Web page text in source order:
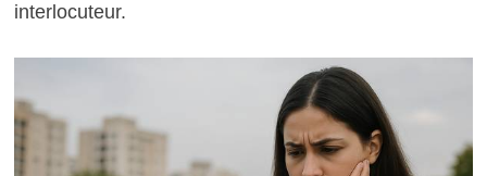
interlocuteur.